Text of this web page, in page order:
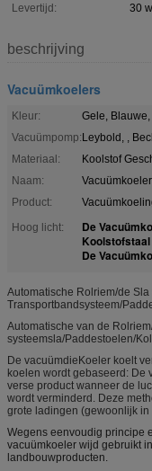
Levertijd:
30
beschrijving
Vacuümkoelers
Kleur:
Gele,
Vacuümpomp:Leybold, ,
Materiaal:
Koolstof
Naam:
Product:
Hoog licht:
De
De
Automatische Rolriem/de Sla
Transportbandsysteem/
Automatische van de
systeemsla/Paddestoelen/
De vacuümdieKoeler koelt
koelen wordt gebaseerd: De
verse product wanneer de
wordt verminderd. Deze
grote ladingen (gewoonlijk
Wegens eenvoudig principe
vacuümkoeler wijd gebruikt
landbouwproducten.